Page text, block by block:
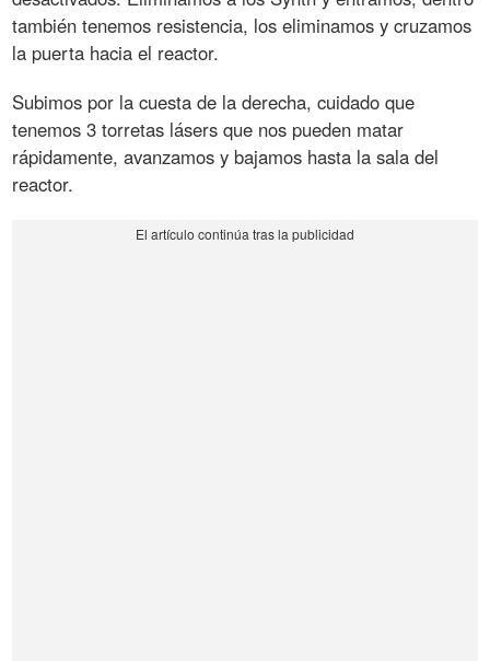
también tenemos resistencia, los eliminamos y cruzamos
la puerta hacia el reactor.
Subimos por la cuesta de la derecha, cuidado que
tenemos 3 torretas lásers que nos pueden matar
rápidamente, avanzamos y bajamos hasta la sala del
reactor.